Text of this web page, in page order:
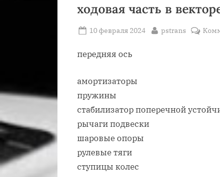
ходовая часть в
Posted
10 февраля 2024 By
pstrans
передняя ось
амортизаторы
пружины
стабилизатор поперечной
рычаги подвески
шаровые опоры
рулевые тяги
ступицы колес